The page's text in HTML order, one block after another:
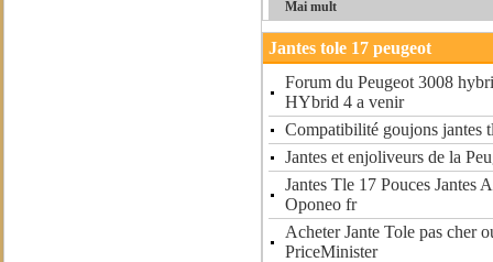
Mai mult
Jantes tole 17 peugeot
Forum du Peugeot 3008
HYbrid 4 a venir
Compatibilité goujons jantes
Jantes et enjoliveurs de la
Jantes Tle 17 Pouces Jantes
Oponeo fr
Acheter Jante Tole pas cher
PriceMinister